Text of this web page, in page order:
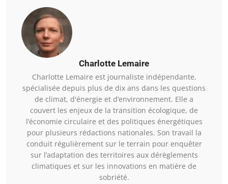
Charlotte Lemaire
Charlotte Lemaire est journaliste indépendante,
spécialisée depuis plus de dix ans dans les questions
de climat, d'énergie et d’environnement. Elle a
couvert les enjeux de la transition écologique, de
l’économie circulaire et des politiques énergétiques
pour plusieurs rédactions nationales. Son travail la
conduit régulièrement sur le terrain pour enquêter
sur l’adaptation des territoires aux dérèglements
climatiques et sur les innovations en matière de
sobriété.